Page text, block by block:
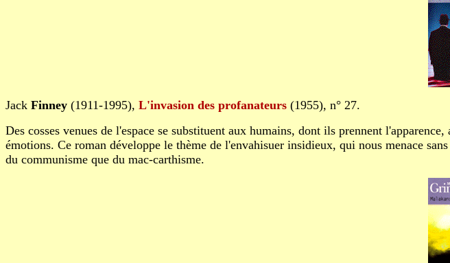
Jack Finney (1911-1995), L'invasion des profanateurs (1955), n° 27.
Des cosses venues de l'espace se substituent aux humains, dont ils prennent
émotions. Ce roman développe le thème de l'envahisuer insidieux, qui nous menace
du communisme que du mac-carthisme.